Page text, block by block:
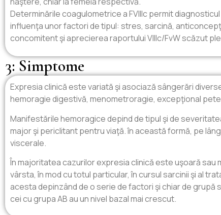
Determinările coagulometrice a FVIIIc permit
influenţa unor factori de tipul: stres, sarcină,
concomitent şi aprecierea raportului VIIIc/FvW scăzut
3: Simptome
Expresia clinică este variată şi asociază sângerări
hemoragie digestivă, menometroragie, excepţional
Manifestările hemoragice depind de tipul şi de
major şi periclitant pentru viaţă. în această formă, pe
viscerale.
În majoritatea cazurilor expresia clinică este uşoară
vârsta, în mod cu totul particular, în cursul sarcinii şi al
acesta depinzând de o serie de factori şi chiar de grupă
cei cu grupa AB au un nivel bazal mai crescut.